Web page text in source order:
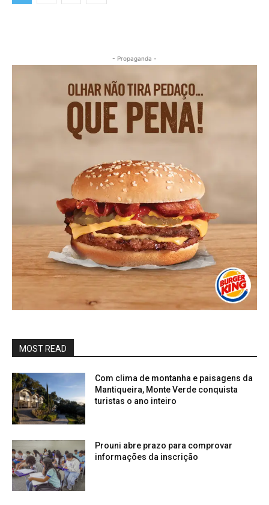
- Propaganda -
MOST READ
Com clima de montanha e paisagens da
Mantiqueira, Monte Verde conquista
turistas o ano inteiro
Prouni abre prazo para comprovar
informações da inscrição